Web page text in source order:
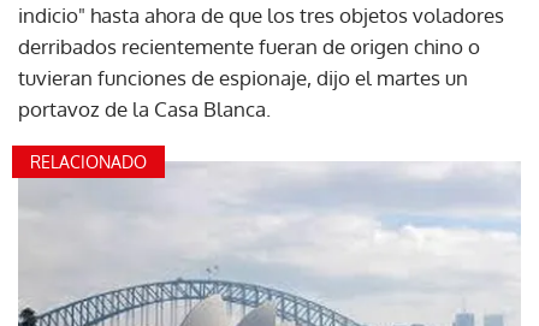
indicio" hasta ahora de que los tres objetos voladores
derribados recientemente fueran de origen chino o
tuvieran funciones de espionaje, dijo el martes un
portavoz de la Casa Blanca.
RELACIONADO